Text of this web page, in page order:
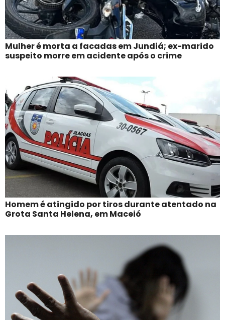
Mulher é morta a facadas em Jundiá; ex-marido
suspeito morre em acidente após o crime
Homem é atingido por tiros durante atentado na
Grota Santa Helena, em Maceió